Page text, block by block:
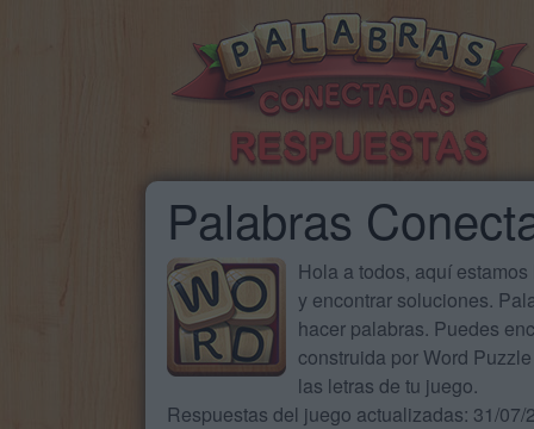
Palabras
Hola a todos, aquí
y encontrar soluciones.
hacer palabras. Puedes
construida por Word
las letras de tu juego.
Respuestas del juego actualizadas: 31/07/